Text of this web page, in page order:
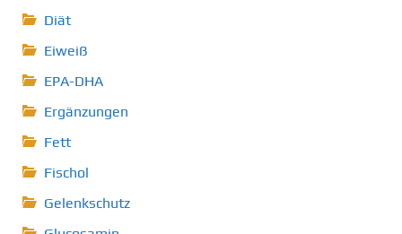
Diät
Eiweiß
EPA-DHA
Ergänzungen
Fett
Fischol
Gelenkschutz